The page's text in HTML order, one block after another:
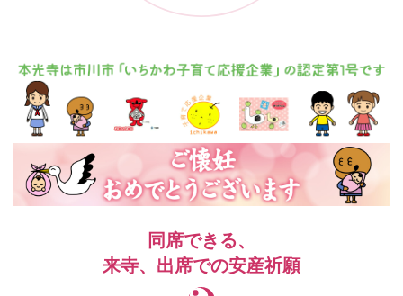
同席できる、
来寺、出席での安産祈願